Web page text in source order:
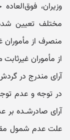
وزیران،
مختلف تعیین
منصرف از
از مأموران
آرای مندرج در
در توجه و عدم
آرای صادرشـده
علت عدم شمول